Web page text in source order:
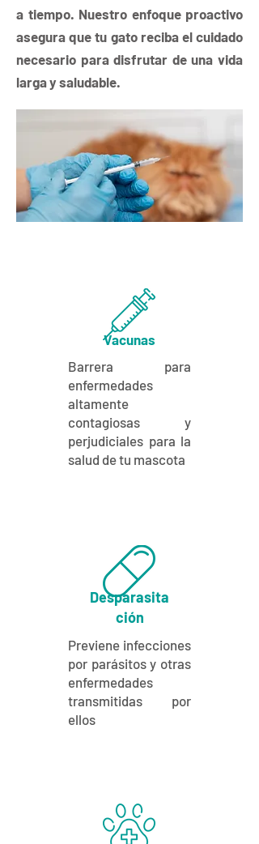
a tiempo. Nuestro enfoque proactivo
asegura que tu gato reciba el cuidado
necesario para disfrutar de una vida
larga y saludable.
Vacunas
Barrera para
enfermedades
altamente
contagiosas y
perjudiciales para la
salud de tu mascota
Desparasita
ción
Previene infecciones
por parásitos y otras
enfermedades
transmitidas por
ellos